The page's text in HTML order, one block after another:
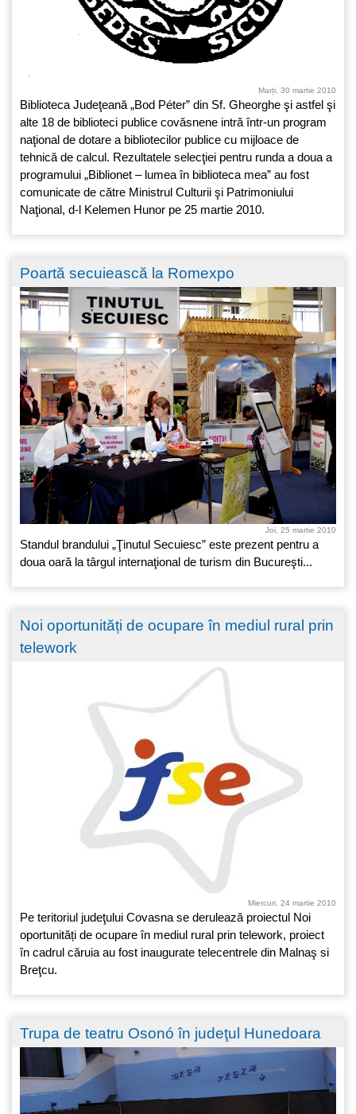
Marți, 30 martie 2010
Biblioteca Judeţeană „Bod Péter” din Sf. Gheorghe şi astfel şi
alte 18 de biblioteci publice covăsnene intră într-un program
naţional de dotare a bibliotecilor publice cu mijloace de
tehnică de calcul. Rezultatele selecţiei pentru runda a doua a
programului „Biblionet – lumea în biblioteca mea” au fost
comunicate de către Ministrul Culturii şi Patrimoniului
Naţional, d-l Kelemen Hunor pe 25 martie 2010.
Poartă secuiească la Romexpo
Joi, 25 martie 2010
Standul brandului „Ţinutul Secuiesc” este prezent pentru a
doua oară la târgul internaţional de turism din Bucureşti...
Noi oportunități de ocupare în mediul rural prin
telework
Miercuri, 24 martie 2010
Pe teritoriul judeţului Covasna se derulează proiectul Noi
oportunități de ocupare în mediul rural prin telework, proiect
în cadrul căruia au fost inaugurate telecentrele din Malnaş si
Breţcu.
Trupa de teatru Osonó în judeţul Hunedoara